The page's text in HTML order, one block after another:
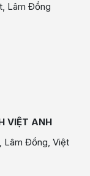
Lâm Đồng
VIỆT ANH
Lâm Đồng, Việt